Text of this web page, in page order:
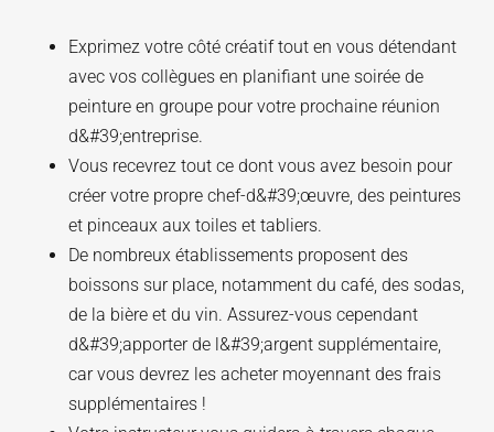
Exprimez votre côté créatif tout en vous détendant
avec vos collègues en planifiant une soirée de
peinture en groupe pour votre prochaine réunion
d&#39;entreprise.
Vous recevrez tout ce dont vous avez besoin pour
créer votre propre chef-d&#39;œuvre, des peintures
et pinceaux aux toiles et tabliers.
De nombreux établissements proposent des
boissons sur place, notamment du café, des sodas,
de la bière et du vin. Assurez-vous cependant
d&#39;apporter de l&#39;argent supplémentaire,
car vous devrez les acheter moyennant des frais
supplémentaires !